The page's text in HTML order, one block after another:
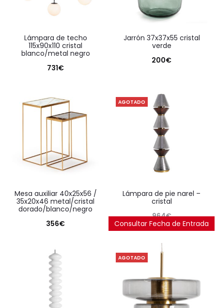
lámpara de techo
115x90x110 cristal
blanco/metal negro
731€
jarrón 37x37x55 cristal
verde
200€
mesa auxiliar 40x25x56 /
35x20x46 metal/cristal
dorado/blanco/negro
356€
AGOTADO
lámpara de pie narel –
cristal
964€
Consultar Fecha de Entrada
AGOTADO